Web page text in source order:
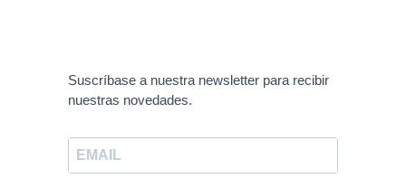
Suscríbase a nuestra newsletter para recibir
nuestras novedades.